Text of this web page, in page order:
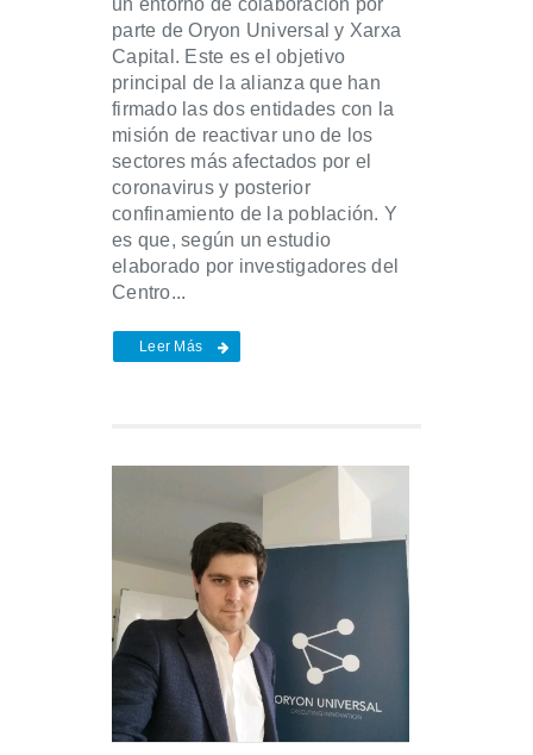
un entorno de colaboración por
parte de Oryon Universal y Xarxa
Capital. Este es el objetivo
principal de la alianza que han
firmado las dos entidades con la
misión de reactivar uno de los
sectores más afectados por el
coronavirus y posterior
confinamiento de la población. Y
es que, según un estudio
elaborado por investigadores del
Centro...
Leer Más